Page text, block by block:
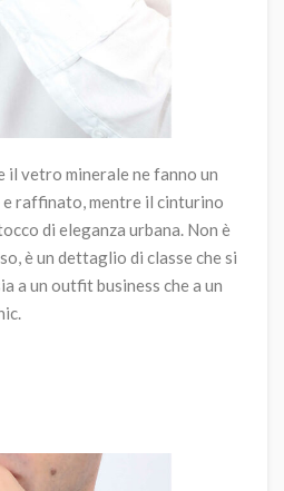
il vetro minerale ne fanno un
raffinato, mentre il cinturino
di eleganza urbana. Non è
è un dettaglio di classe che si
a un outfit business che a un